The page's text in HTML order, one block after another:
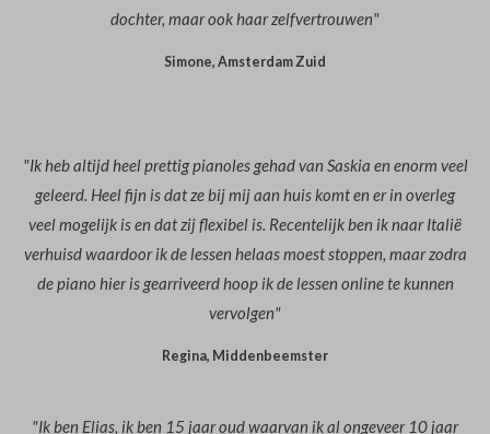
dochter, maar ook haar zelfvertrouwen"
Simone, Amsterdam Zuid
"Ik heb altijd heel prettig pianoles gehad van Saskia en enorm veel
geleerd. Heel fijn is dat ze bij mij aan huis komt en er in overleg
veel mogelijk is en dat zij flexibel is. Recentelijk ben ik naar Italië
verhuisd waardoor ik de lessen helaas moest stoppen, maar zodra
de piano hier is gearriveerd hoop ik de lessen online te kunnen
vervolgen"
Regina, Middenbeemster
"Ik ben Elias, ik ben 15 jaar oud waarvan ik al ongeveer 10 jaar